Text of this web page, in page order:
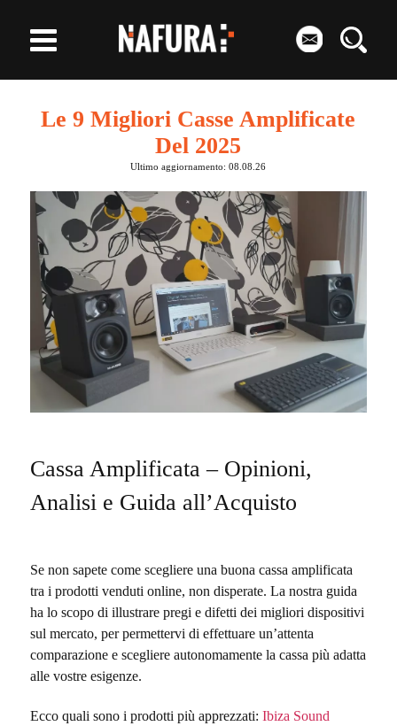
Le 9 Migliori Casse Amplificate
Del 2025
Ultimo aggiornamento: 08.08.26
Cassa Amplificata – Opinioni,
Analisi e Guida all’Acquisto
Se non sapete come scegliere una buona cassa amplificata
tra i prodotti venduti online, non disperate. La nostra guida
ha lo scopo di illustrare pregi e difetti dei migliori dispositivi
sul mercato, per permettervi di effettuare un’attenta
comparazione e scegliere autonomamente la cassa più adatta
alle vostre esigenze.
Ecco quali sono i prodotti più apprezzati: Ibiza Sound